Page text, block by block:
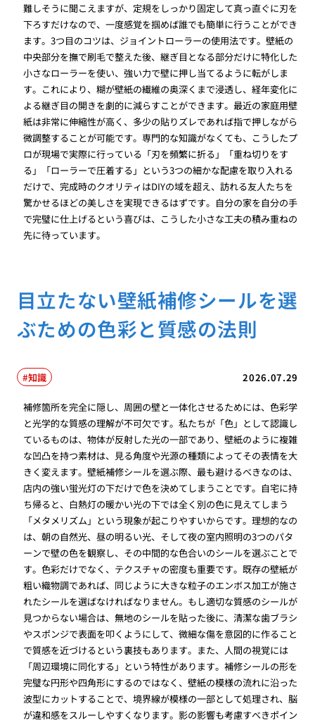
難しそうに聞こえますが、定規をしっかり固定して真っ直ぐに刃を
下ろすだけなので、一度感覚を掴めば誰でも簡単に行うことができ
ます。3つ目のコツは、ジョイントローラーの使用法です。壁紙の
中央部分を撫で刷毛で整えた後、継ぎ目となる部分だけに特化した
小さなローラーを使い、強い力で壁に押し当てるように転がしま
す。これにより、糊が壁紙の繊維の奥深くまで浸透し、経年変化に
よる継ぎ目の開きを劇的に減らすことができます。最近の家庭用壁
紙は非常に伸縮性が高く、多少の貼りズレであれば指で押しながら
微調整することが可能です。専門的な知識がなくても、こうしたプ
ロが現場で実際に行っている「刃を頻繁に折る」「重ね切りをす
る」「ローラーで圧着する」という3つの細かな配慮を取り入れる
だけで、完成時のクオリティはDIYの域を超え、訪れる友人たちを
驚かせるほどの美しさを実現できるはずです。自分の家を自分の手
で完璧に仕上げるという喜びは、こうした小さな工夫の積み重ねの
先に待っています。
目立たない壁紙補修シールを選
ぶための色彩と質感の法則
2026.07.29
知識
補修箇所を完全に隠し、周囲の壁と一体化させるためには、色彩学
と光学的な質感の理解が不可欠です。私たちが「色」として認識し
ているものは、物体が反射した光の一部であり、壁紙のように複雑
な凹凸を持つ素材は、見る角度や光源の種類によってその表情を大
きく変えます。壁紙補修シールを選ぶ際、最も避けるべきなのは、
店内の強い蛍光灯の下だけで色を決めてしまうことです。自宅に持
ち帰ると、白熱灯の暖かい光の下では全く別の色に見えてしまう
「メタメリズム」という現象が起こりやすいからです。理想的なの
は、朝の自然光、昼の明るい光、そして夜の室内照明の3つのパタ
ーンで壁の色を観察し、その中間的な色合いのシールを選ぶことで
す。色彩だけでなく、テクスチャの密度も重要です。既存の壁紙が
粗い織物調であれば、同じように大きな粒子のエンボス加工が施さ
れたシールを選ばなければなりません。もし適切な質感のシールが
見つからない場合は、無地のシールを貼った後に、清潔な歯ブラシ
やスポンジで表面を叩くようにして、微細な傷を意図的に作ること
で質感を近づけるという裏技もあります。また、人間の視覚には
「周辺環境に同化する」という特性があります。補修シールの形を
完璧な円形や四角形にするのではなく、壁紙の模様の流れに沿った
波型にカットすることで、境界線が模様の一部として処理され、脳
が違和感をスルーしやすくなります。影の影響も考慮すべきポイン